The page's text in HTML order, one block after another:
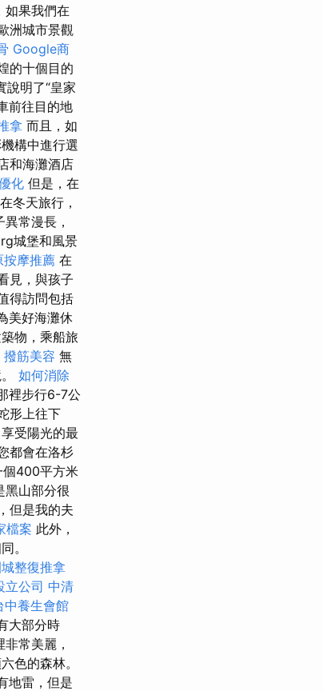
如果我們在
洲城市景觀
Google商
的十個目的
說明了“皇家
前往目的地
拿 而且，如
構中進行選
和海灘酒店
化 但是，在
冬天旅行，
常漫長，
城堡和風景
按摩推薦 在
見，與孩子
得訪問包括
美好海灘休
物，乘船旅
撥筋美容 無
如何消除
裡步行6-7公
形上往下
受陽光的最
都會在洛杉
個400平方米
黑山部分很
但是我的夫
檔案 此外，
。
整復推拿
立公司 中清
中養生會館
大部分時
常美麗，
色的森林。
地雷，但是